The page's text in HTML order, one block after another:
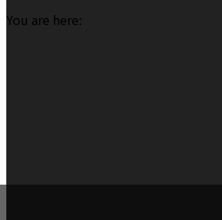
You are here: